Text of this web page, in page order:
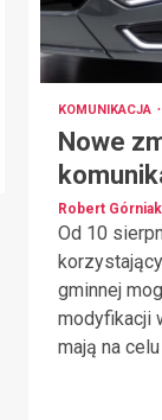
KOMUNIKACJA
Nowe
Robert Górniak
Od 10
gminnej
modyfikacji
mają na